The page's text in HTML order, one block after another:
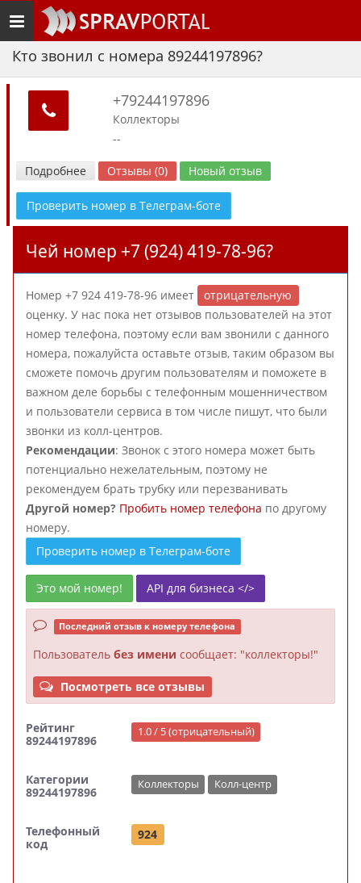
Toggle
navigation
Кто звонил с номера 89244197896?
+79244197896
Коллекторы
--
Подробнее Отзывы (0) Новый отзыв
Проверить номер в Телеграм-боте
Чей номер +7 (924) 419-78-96?
Номер +7 924 419-78-96 имеет
отрицательную
оценку. У нас пока нет отзывов пользователей на этот
номер телефона, поэтому если вам звонили с данного
номера, пожалуйста оставьте отзыв, таким образом вы
сможете помочь другим пользователям и поможете в
важном деле борьбы с телефонным мошенничеством
и пользователи сервиса в том числе пишут, что были
звонки из колл-центров.
Рекомендации: Звонок с этого номера может быть
потенциально нежелательным, поэтому не
рекомендуем брать трубку или перезванивать
Другой номер? Пробить номер телефона по другому
номеру.
Проверить номер в Телеграм-боте
Это мой номер! API для бизнеса </>
Последний отзыв к номеру телефона
Пользователь без имени сообщает: "коллекторы!"
Посмотреть все отзывы
Рейтинг
89244197896
1.0 / 5 (отрицательный)
Категории
89244197896
Коллекторы Колл-центр
Телефонный
код
924